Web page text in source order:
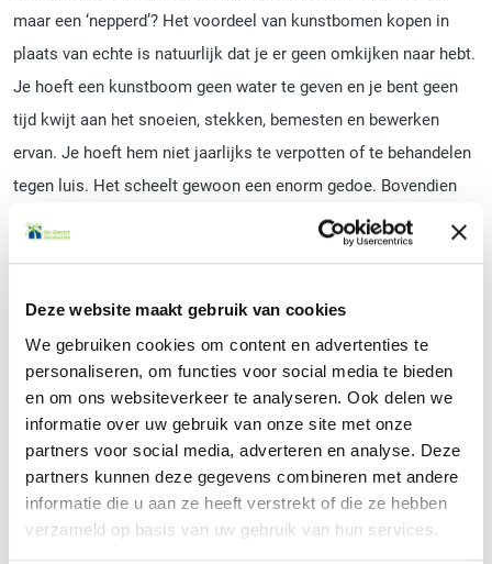
Deze website maakt gebruik van cookies
We gebruiken cookies om content en advertenties te
personaliseren, om functies voor social media te bieden
en om ons websiteverkeer te analyseren. Ook delen we
informatie over uw gebruik van onze site met onze
partners voor social media, adverteren en analyse. Deze
partners kunnen deze gegevens combineren met andere
informatie die u aan ze heeft verstrekt of die ze hebben
verzameld op basis van uw gebruik van hun services.
maar een ‘nepperd’? Het voordeel van kunstbomen kopen in
plaats van echte is natuurlijk dat je er geen omkijken naar hebt.
Je hoeft een kunstboom geen water te geven en je bent geen
tijd kwijt aan het snoeien, stekken, bemesten en bewerken
ervan. Je hoeft hem niet jaarlijks te verpotten of te behandelen
tegen luis. Het scheelt gewoon een enorm gedoe. Bovendien
gaat een nep-boom al gauw 10 tot 15 jaar mee: dat kan je voor
echte bomen die binnen in huis of kantoor staan vaak niet
opfleuren van een gebouw of terrein zonder dat er tijd aan het
verzorgen ervan kwijt wordt geraakt. Een ander groot voordeel
is dat waar echte bomen vaak in het zonlicht moeten staan,
vlakbij een raam of onder een dakraam, is dat bij nepbomen
niet per se nodig. Het is dus mogelijk om ze in een kelder, in
een zwak verlichte hal of ver van een raam neer te zetten. Je